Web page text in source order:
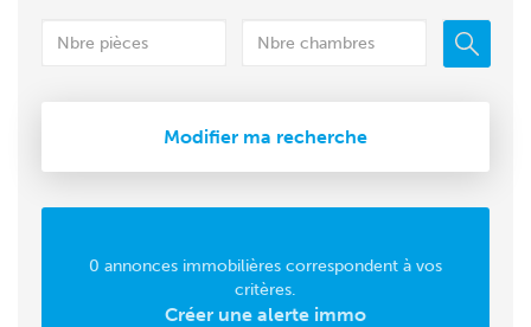
Modifier ma recherche
0 annonces immobilières correspondent à vos
critères.
Créer une alerte immo